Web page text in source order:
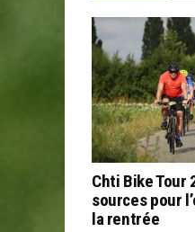
Chti Bike Tour
sources pour
la rentrée